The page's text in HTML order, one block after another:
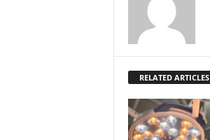
RELATED ARTICLES